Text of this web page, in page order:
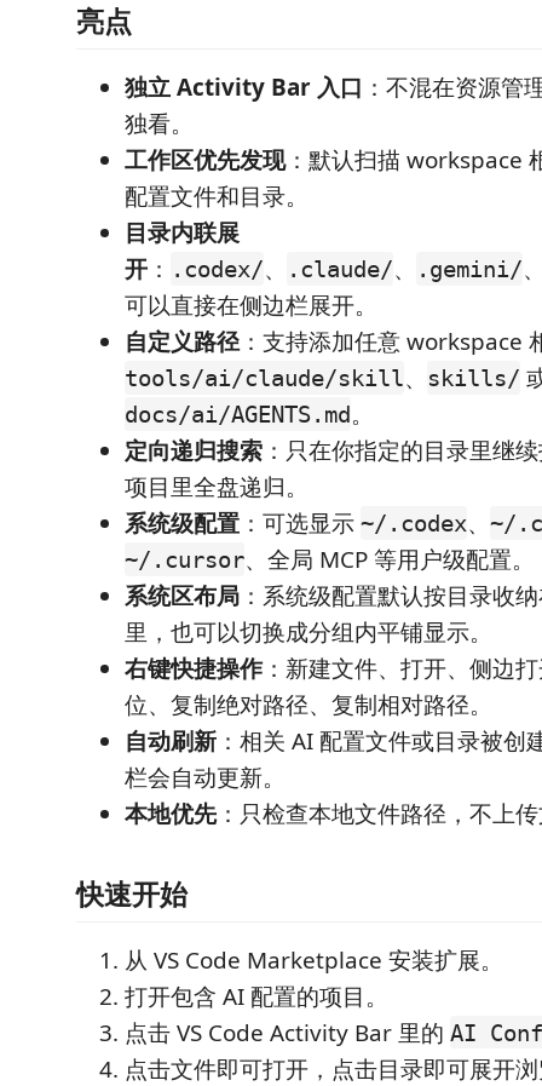
亮点
独立 Activity Bar 入口 ：不混在资源管
独看。
工作区优先发现：默认扫描 workspace
配置文件和目录。
目录内联展
开 ： .codex/、 .claude/、 .gemini/
可以直接在侧边栏展开。
自定义路径：支持添加任意 workspace
tools/ai/claude/skill、 skills/
docs/ai/AGENTS.md。
定向递归搜索 ：只在你指定的目录里继
项目里全盘递归。
系统级配置 ：可选显示 ~/.codex、 ~/
~/.cursor、全局 MCP 等用户级配置。
系统区布局 ：系统级配置默认按目录收
里，也可以切换成分组内平铺显示。
右键快捷操作：新建文件、打开、侧边
位、复制绝对路径、复制相对路径。
自动刷新 ：相关 AI 配置文件或目录被创
栏会自动更新。
本地优先：只检查本地文件路径，不上
快速开始
从 VS Code Marketplace 安装扩展。
打开包含 AI 配置的项目。
点击 VS Code Activity Bar 里的 AI
点击文件即可打开，点击目录即可展开